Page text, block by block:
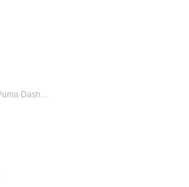
Tênis Corrida Masculino Puma Dasher Lite Preto